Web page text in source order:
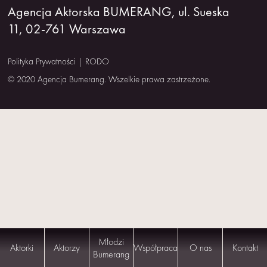
NAS
Aktorki Aktorzy
Młodzi
Bumerang Współpraca O nas Kontakt
Agencja Aktorska BUMERANG, ul. Sueska
11, 02-761 Warszawa
Polityka Prywatności | RODO
© 2020 Agencja Bumerang. Wszelkie prawa zastrzeżone.